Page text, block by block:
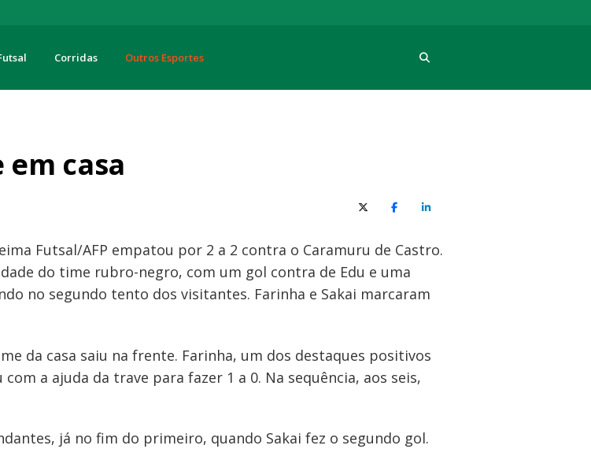
Corridas Outros Esportes
casa
X (Twitter)FacebookO LinkedIn
Futsal/AFP empatou por 2 a 2 contra o Caramuru de Castro.
do time rubro-negro, com um gol contra de Edu e uma
no segundo tento dos visitantes. Farinha e Sakai marcaram
da casa saiu na frente. Farinha, um dos destaques positivos
a ajuda da trave para fazer 1 a 0. Na sequência, aos seis,
já no fim do primeiro, quando Sakai fez o segundo gol.